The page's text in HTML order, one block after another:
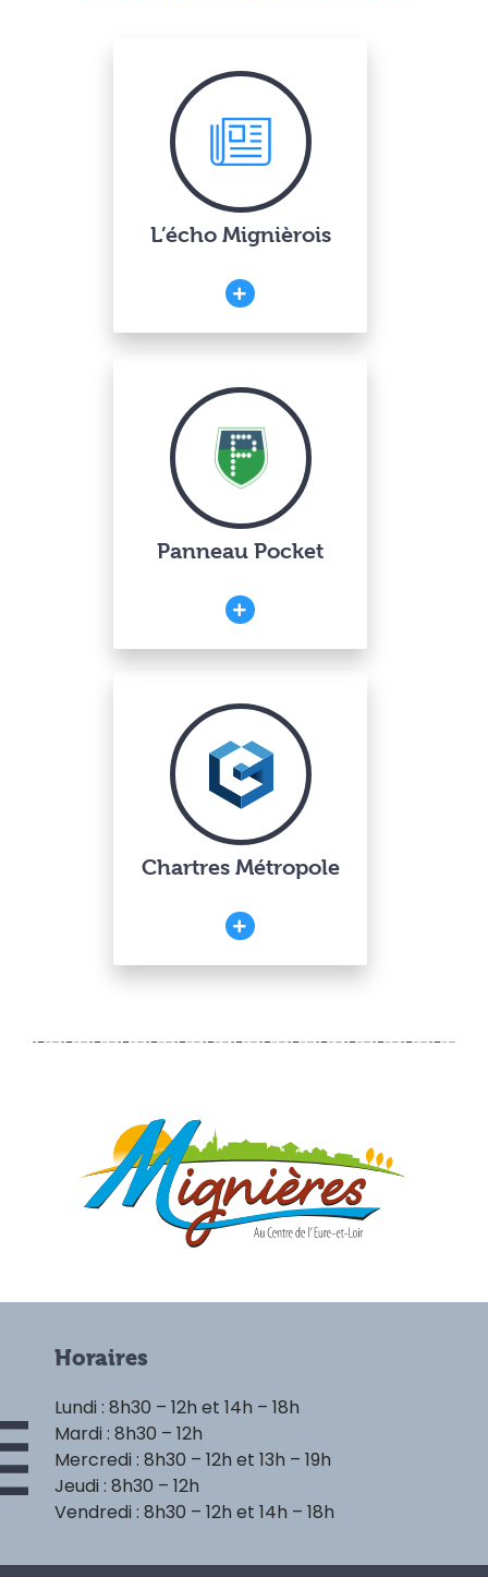
L’écho Mignièrois
Panneau Pocket
Chartres Métropole
Horaires
Lundi : 8h30 – 12h et 14h – 18h
Mardi : 8h30 – 12h
Mercredi : 8h30 – 12h et 13h – 19h
Jeudi : 8h30 – 12h
Vendredi : 8h30 – 12h et 14h – 18h